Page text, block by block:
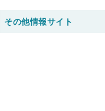
その他情報サイト